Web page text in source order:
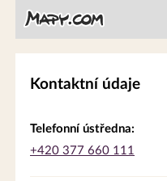
Kontaktní údaje
Telefonní ústředna:
+420 377 660 111